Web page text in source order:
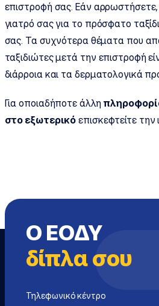
επιστροφή σας. Εάν
γιατρό σας για το πρόσφατο
σας. Τα συχνότερα θέματα που
ταξιδιώτες μετά την επιστροφή
διάρροια και τα δερματολογικά
Για οποιαδήποτε άλλη
στο εξωτερικό επισκεφτείτε
Ο ΕΟΔΥ
δίπλα σου
Τηλεφωνικό κέντρο